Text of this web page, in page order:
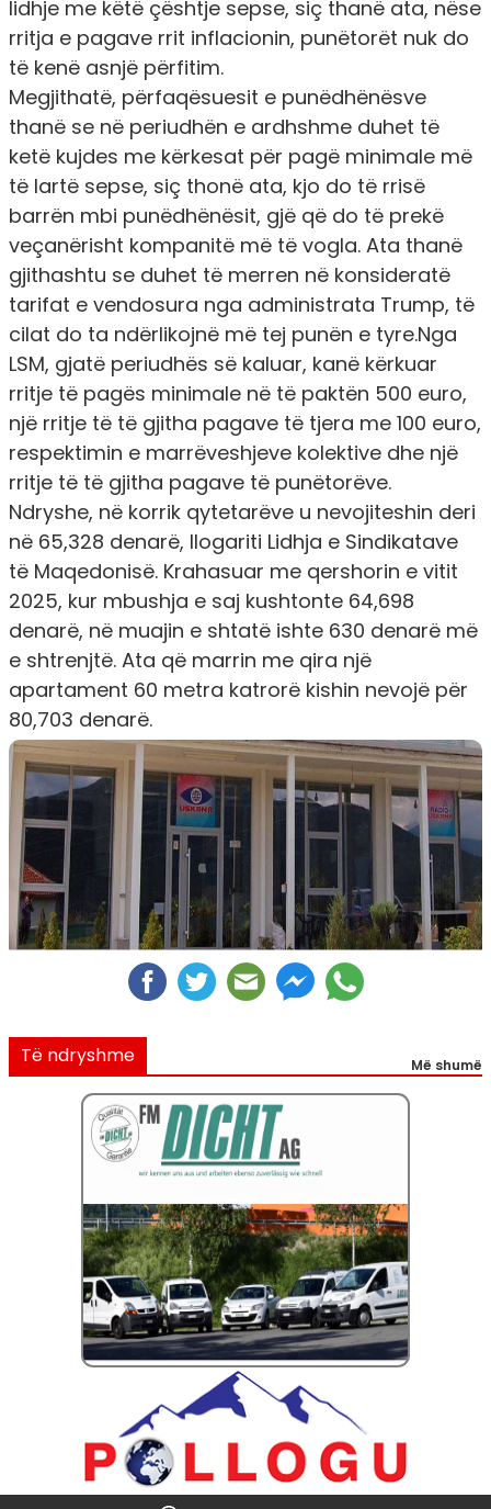
lidhje me këtë çështje sepse, siç thanë ata, nëse
rritja e pagave rrit inflacionin, punëtorët nuk do
të kenë asnjë përfitim.
Megjithatë, përfaqësuesit e punëdhënësve
thanë se në periudhën e ardhshme duhet të
ketë kujdes me kërkesat për pagë minimale më
të lartë sepse, siç thonë ata, kjo do të rrisë
barrën mbi punëdhënësit, gjë që do të prekë
veçanërisht kompanitë më të vogla. Ata thanë
gjithashtu se duhet të merren në konsideratë
tarifat e vendosura nga administrata Trump, të
cilat do ta ndërlikojnë më tej punën e tyre.Nga
LSM, gjatë periudhës së kaluar, kanë kërkuar
rritje të pagës minimale në të paktën 500 euro,
një rritje të të gjitha pagave të tjera me 100 euro,
respektimin e marrëveshjeve kolektive dhe një
rritje të të gjitha pagave të punëtorëve.
Ndryshe, në korrik qytetarëve u nevojiteshin deri
në 65,328 denarë, llogariti Lidhja e Sindikatave
të Maqedonisë. Krahasuar me qershorin e vitit
2025, kur mbushja e saj kushtonte 64,698
denarë, në muajin e shtatë ishte 630 denarë më
e shtrenjtë. Ata që marrin me qira një
apartament 60 metra katrorë kishin nevojë për
80,703 denarë.
Të ndryshme Më shumë